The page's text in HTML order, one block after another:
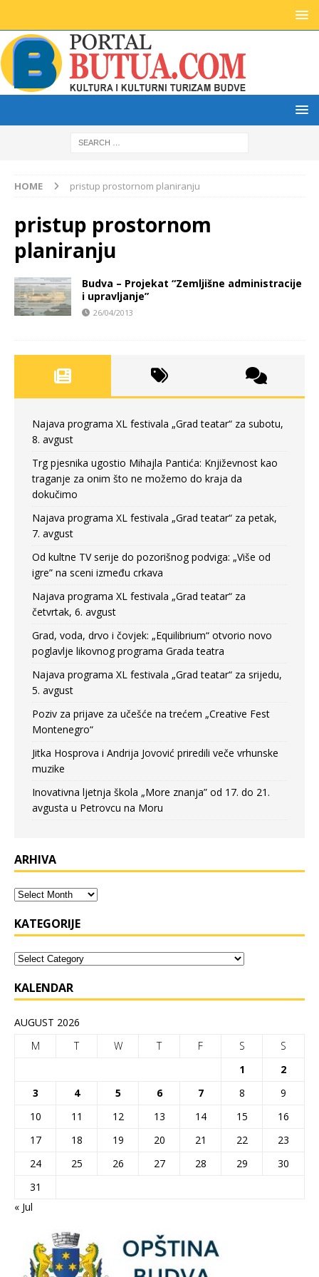
HOME pristup prostornom planiranju
pristup prostornom
planiranju
Budva – Projekat “Zemljišne administracije
i upravljanje”
26/04/2013
Najava programa XL festivala „Grad teatar“ za subotu,
8. avgust
Trg pjesnika ugostio Mihajla Pantića: Književnost kao
traganje za onim što ne možemo do kraja da
dokučimo
Najava programa XL festivala „Grad teatar“ za petak,
7. avgust
Od kultne TV serije do pozorišnog podviga: „Više od
igre” na sceni između crkava
Najava programa XL festivala „Grad teatar“ za
četvrtak, 6. avgust
Grad, voda, drvo i čovjek: „Equilibrium“ otvorio novo
poglavlje likovnog programa Grada teatra
Najava programa XL festivala „Grad teatar“ za srijedu,
5. avgust
Poziv za prijave za učešće na trećem „Creative Fest
Montenegro“
Jitka Hosprova i Andrija Jovović priredili veče vrhunske
muzike
Inovativna ljetnja škola „More znanja” od 17. do 21.
avgusta u Petrovcu na Moru
ARHIVA
KATEGORIJE
KALENDAR
AUGUST 2026
M
T W T F S
S
1
2
3
4 5 6 7 8
9
10
11 12 13 14 15
16
17
18 19 20 21 22
23
24
25 26 27 28 29
30
31
« Jul